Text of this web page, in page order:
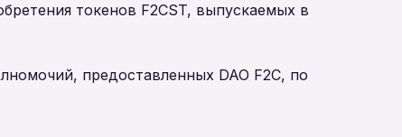
токенов F2CST, выпускаемых в
предоставленных DAO F2C, по